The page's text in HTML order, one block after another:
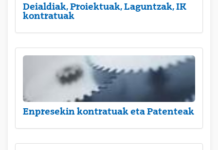
Deialdiak, Proiektuak, Laguntzak, IK
kontratuak
Enpresekin kontratuak eta Patenteak